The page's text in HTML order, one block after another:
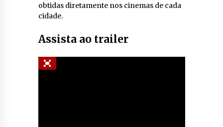
obtidas diretamente nos cinemas de cada
cidade.
Assista ao trailer